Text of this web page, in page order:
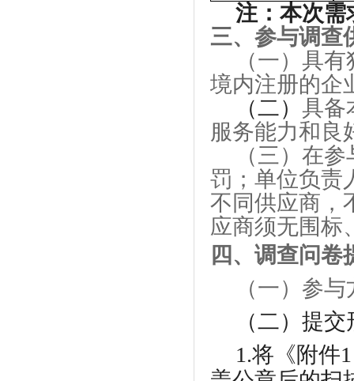
注：本次需
三、 参与调查
（一） 具有
境内注册的企
（二） 具备
服务能力和良
（三 ） 在参
罚；单位负责
不同供应商，
应商须无围标
四、调查问卷
（一）参
（二） 提交
1.将《附件